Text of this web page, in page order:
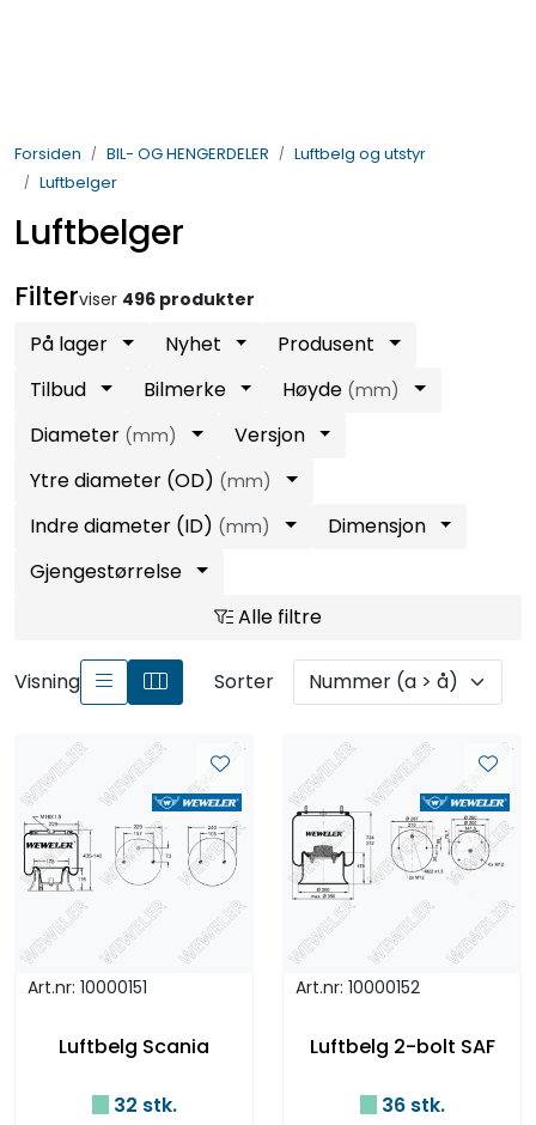
Forsiden BIL- OG HENGERDELER
Luftbelg og utstyr
Luftbelger
Luftbelger
Filterviser 496 produkter
På lager Nyhet
Produsent
Tilbud
Bilmerke Høyde (mm)
Diameter (mm)
Versjon
Ytre diameter (OD) (mm)
Indre diameter (ID) (mm)
Dimensjon
Gjengestørrelse
Alle filtre
Visning Sorter
Art.nr: 10000151
Luftbelg Scania
32 stk.
Art.nr: 10000152
Luftbelg 2-bolt SAF
36 stk.
ELEKTRISK
VERKTØY OG REKVISITA
PÅBYGG OG CHASSIS
SIKKERHET
KONTAKT OSS
TILBUD